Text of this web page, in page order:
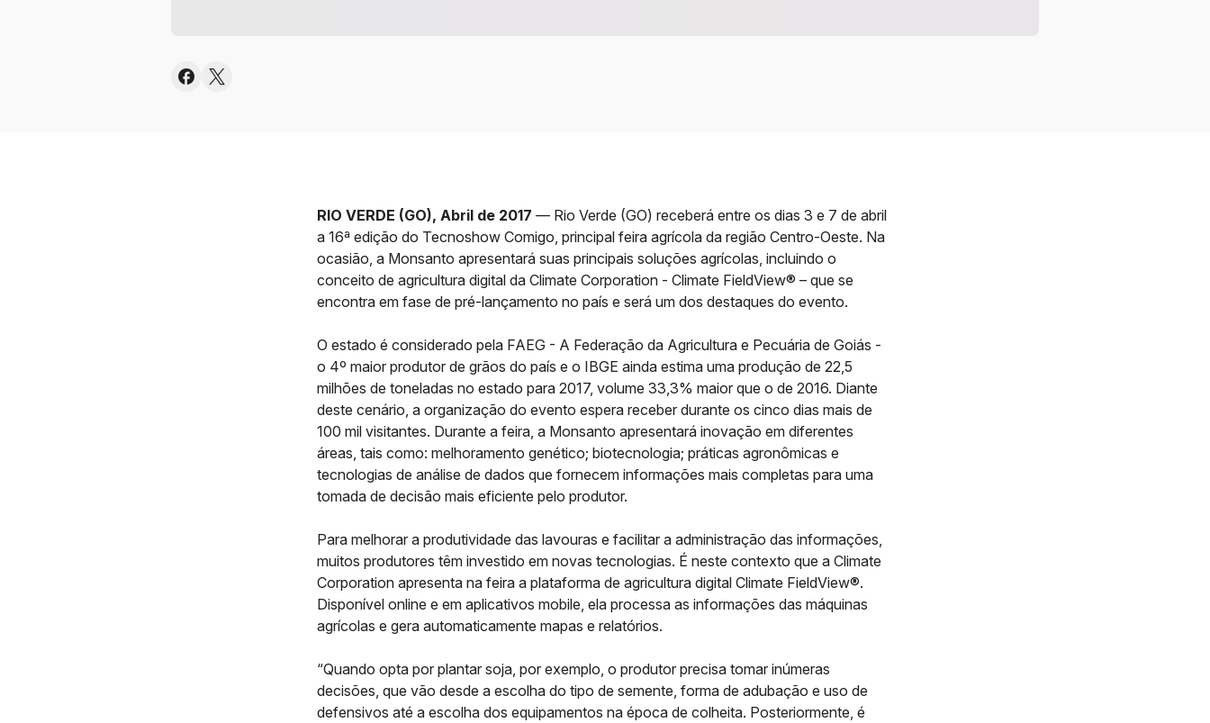
RIO VERDE (GO), Abril de 2017 — Rio Verde (GO) receberá entre os dias 3 e 7 de abril
a 16ª edição do Tecnoshow Comigo, principal feira agrícola da região Centro-Oeste. Na
ocasião, a Monsanto apresentará suas principais soluções agrícolas, incluindo o
conceito de agricultura digital da Climate Corporation - Climate FieldView® – que se
encontra em fase de pré-lançamento no país e será um dos destaques do evento.
O estado é considerado pela FAEG - A Federação da Agricultura e Pecuária de Goiás -
o 4º maior produtor de grãos do país e o IBGE ainda estima uma produção de 22,5
milhões de toneladas no estado para 2017, volume 33,3% maior que o de 2016. Diante
deste cenário, a organização do evento espera receber durante os cinco dias mais de
100 mil visitantes. Durante a feira, a Monsanto apresentará inovação em diferentes
áreas, tais como: melhoramento genético; biotecnologia; práticas agronômicas e
tecnologias de análise de dados que fornecem informações mais completas para uma
tomada de decisão mais eficiente pelo produtor.
Para melhorar a produtividade das lavouras e facilitar a administração das informações,
muitos produtores têm investido em novas tecnologias. É neste contexto que a Climate
Corporation apresenta na feira a plataforma de agricultura digital Climate FieldView®.
Disponível online e em aplicativos mobile, ela processa as informações das máquinas
agrícolas e gera automaticamente mapas e relatórios.
“Quando opta por plantar soja, por exemplo, o produtor precisa tomar inúmeras
decisões, que vão desde a escolha do tipo de semente, forma de adubação e uso de
defensivos até a escolha dos equipamentos na época de colheita. Posteriormente, é